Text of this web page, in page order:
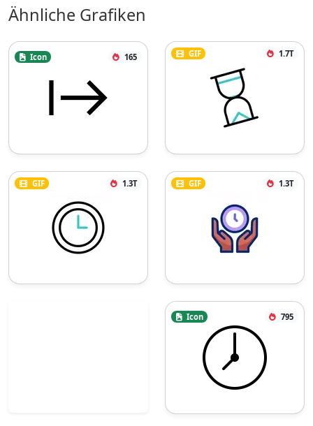
Ähnliche Grafiken
Icon 165 GIF 1.7T
GIF 1.3T GIF 1.3T
Icon 795